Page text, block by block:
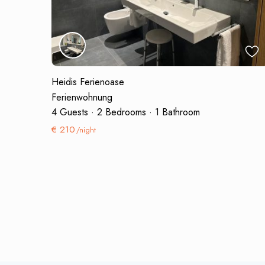
Heidis Ferienoase
Ferienwohnung
4 Guests · 2 Bedrooms · 1 Bathroom
€ 210/night